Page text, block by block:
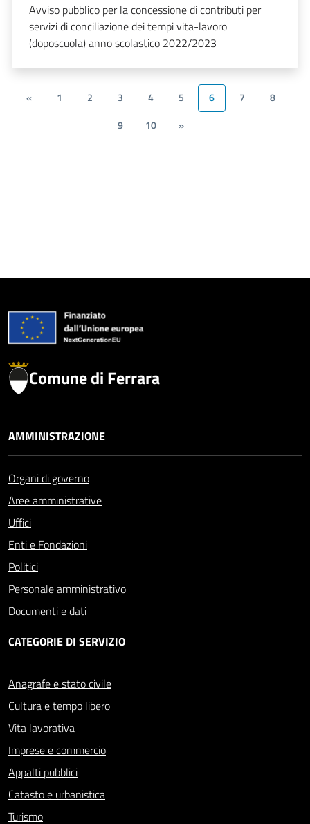
Avviso pubblico per la concessione di contributi per
servizi di conciliazione dei tempi vita-lavoro
(doposcuola) anno scolastico 2022/2023
« 1 2 3 4 5 6 7
8
9
10 »
Comune di Ferrara
AMMINISTRAZIONE
Organi di governo
Aree amministrative
Uffici
Enti e Fondazioni
Politici
Personale amministrativo
Documenti e dati
CATEGORIE DI SERVIZIO
Anagrafe e stato civile
Cultura e tempo libero
Vita lavorativa
Imprese e commercio
Appalti pubblici
Catasto e urbanistica
Turismo